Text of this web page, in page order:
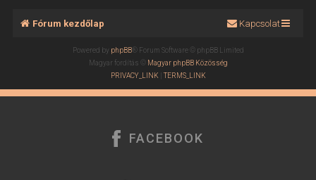
Fórum kezdőlap Kapcsolat
Powered by phpBB® Forum Software © phpBB Limited
Magyar fordítás © Magyar phpBB Közösség
PRIVACY_LINK |TERMS_LINK
FACEBOOK